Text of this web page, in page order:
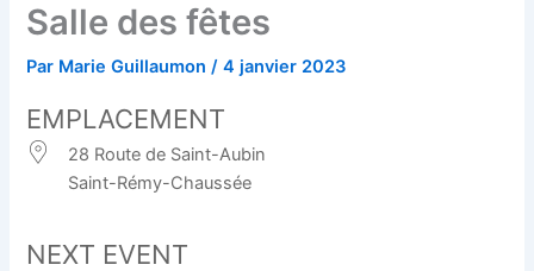
Salle des fêtes
Par Marie Guillaumon/4 janvier 2023
EMPLACEMENT
28 Route de Saint-Aubin
Saint-Rémy-Chaussée
NEXT EVENT